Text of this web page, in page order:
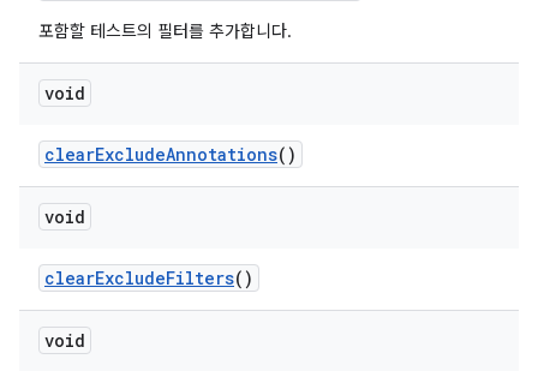
포함할 테스트의 필터를 추가합니다.
void
clearExcludeAnnotations()
void
clearExcludeFilters()
void